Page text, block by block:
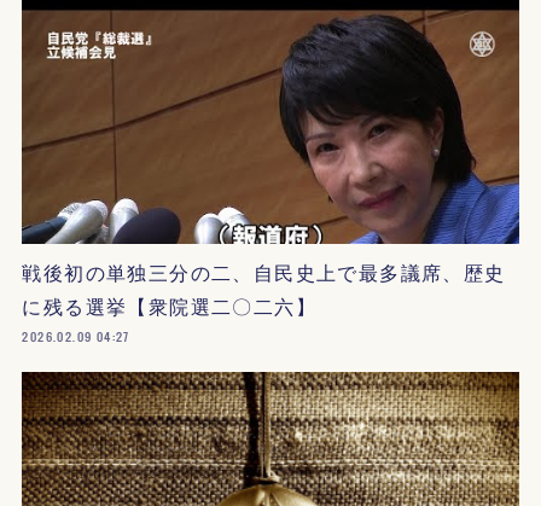
戦後初の単独三分の二、自民史上で最多議席、歴史
に残る選挙【衆院選二〇二六】
2026.02.09 04:27